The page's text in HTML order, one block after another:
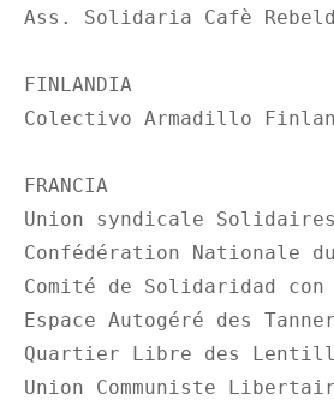
Ass. Solidaria Cafè
FINLANDIA
Colectivo Armadillo
FRANCIA
Union syndicale
Confédération Nationale
Comité de Solidaridad
Espace Autogéré des
Quartier Libre des
Union Communiste